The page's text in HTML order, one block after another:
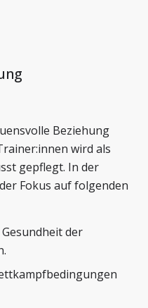
Beziehung
wird als
gepflegt. In der
Fokus auf folgenden
der